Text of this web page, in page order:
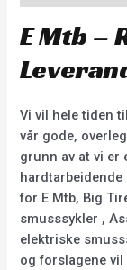
E Mtb –
Vi vil hele tiden
vår gode,
grunn av at vi er
for E Mtb, Big
smusssykler ,
elektriske
og forslagene